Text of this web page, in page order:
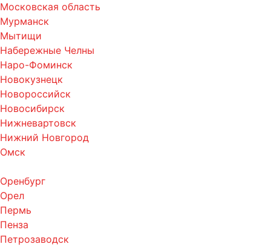
Московская область
Мурманск
Мытищи
Набережные Челны
Наро-Фоминск
Новокузнецк
Новороссийск
Новосибирск
Нижневартовск
Нижний Новгород
Омск
Оренбург
Орел
Пермь
Пенза
Петрозаводск